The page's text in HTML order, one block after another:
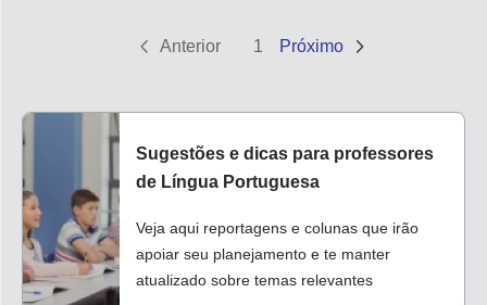
Anterior 1 Próximo
Sugestões e dicas para professores
de Língua Portuguesa
Veja aqui reportagens e colunas que irão
apoiar seu planejamento e te manter
atualizado sobre temas relevantes